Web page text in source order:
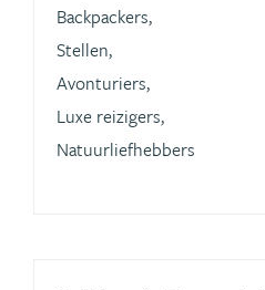
Backpackers,
Stellen,
Avonturiers,
Luxe reizigers,
Natuurliefhebbers